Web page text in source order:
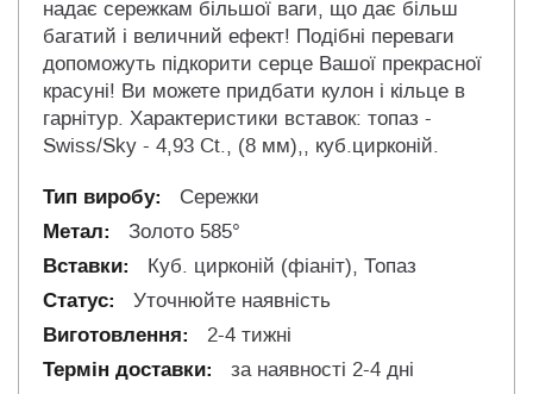
надає сережкам більшої ваги, що дає більш
багатий і величний ефект! Подібні переваги
допоможуть підкорити серце Вашої прекрасної
красуні! Ви можете придбати кулон і кільце в
гарнітур. Характеристики вставок: топаз -
Swiss/Sky - 4,93 Ct., (8 мм),, куб.цирконій.
Сережки
Золото 585°
Куб. цирконій (фіаніт), Топаз
Уточнюйте наявність
2-4 тижні
за наявності 2-4 дні